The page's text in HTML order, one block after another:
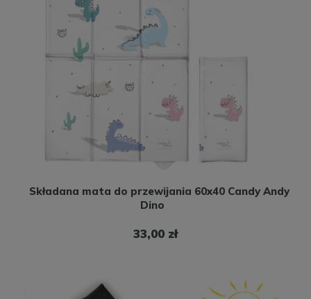
Składana mata do przewijania 60x40 Candy Andy
Dino
33,00 zł